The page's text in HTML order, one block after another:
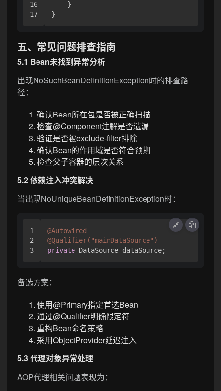
16
    }
五、常见问题排查指南
5.1 Bean未找到异常分析
出现NoSuchBeanDefinitionException时的排查路
径：
确认Bean所在包是否被正确扫描
检查@Component注解是否遗漏
验证是否被exclude-filter排除
确认Bean的作用域是否符合预期
检查父子容器的层次关系
5.2 依赖注入冲突解决
当出现NoUniqueBeanDefinitionException时：
1
2
@Autowired
@Qualifier("mainDataSource")
private
备选方案：
使用@Primary指定首选Bean
通过@Qualifier明确限定符
重构Bean命名策略
采用ObjectProvider延迟注入
5.3 代理对象异常处理
AOP代理相关问题表现为：